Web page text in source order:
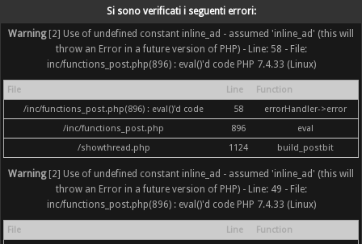
Si sono verificati i seguenti errori:
Warning[2] Use of undefined constant inline_ad - assumed 'inline_ad' (this will
throw an Error in a future version of PHP) - Line: 58 - File:
inc/functions_post.php(896) : eval()'d code PHP 7.4.33 (Linux)
File Line
Function
/inc/functions_post.php(896) : eval()'d code
58
errorHandler->error
/inc/functions_post.php
896
eval
/showthread.php
1124 build_postbit
Warning[2] Use of undefined constant inline_ad - assumed 'inline_ad' (this will
throw an Error in a future version of PHP) - Line: 49 - File:
inc/functions_post.php(896) : eval()'d code PHP 7.4.33 (Linux)
File Line
Function